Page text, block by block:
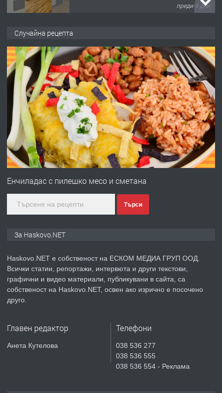
преди 4 дни
преди 4 дни
ПРЕДЛАГА
№4120 Магазин/Офис под наем в кв.
Любен Каравелов, Хасково-близо до
градската градина!
преди 5 дни
ПРЕДЛАГА
ПРОСТОРЕН ТРИСТАЕН
КУБА
преди 5 дни
ПРЕДЛАГА СГЛОБЯВАНЕ НА МЕБЕЛИ.
№4119 Едностаен обзаведен
Случайна рецепта
Енчиладас с пилешко месо и сметана
Търси
За Haskovo.NET
Haskovo.NET е собственост на ЕСКОМ МЕДИА ГРУП ООД.
Всички статии, репортажи, интервюта и други текстови,
графични и видео материали, публикувани в сайта, са
собственост на Haskovo.NET, освен ако изрично е посочено
друго.
Главен редактор
Анета Кутелова
Телефони
038 536 277
038 536 555
038 536 554 - Реклама